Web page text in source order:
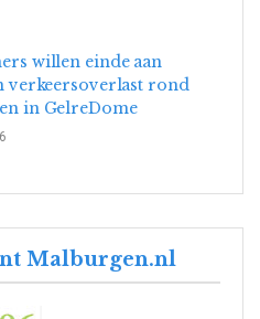
willen einde aan
verkeersoverlast rond
in GelreDome
Malburgen.nl